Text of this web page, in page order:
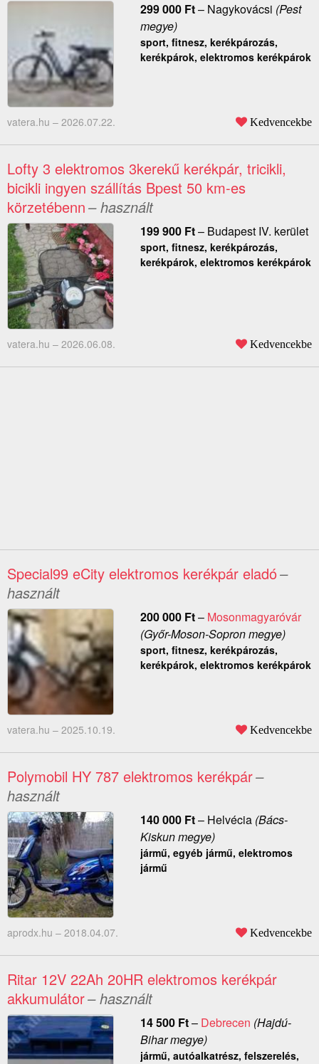
299 000 Ft– Nagykovácsi (Pest
megye)
sport, fitnesz, kerékpározás,
kerékpárok, elektromos kerékpárok
vatera.hu – 2026.07.22. Kedvencekbe
Lofty 3 elektromos 3kerekű kerékpár, tricikli,
bicikli ingyen szállítás Bpest 50 km-es
körzetébenn– használt
199 900 Ft– Budapest IV. kerület
sport, fitnesz, kerékpározás,
kerékpárok, elektromos kerékpárok
vatera.hu – 2026.06.08. Kedvencekbe
Special99 eCity elektromos kerékpár eladó–
használt
200 000 Ft– Mosonmagyaróvár
(Győr-Moson-Sopron megye)
sport, fitnesz, kerékpározás,
kerékpárok, elektromos kerékpárok
vatera.hu – 2025.10.19. Kedvencekbe
Polymobil HY 787 elektromos kerékpár–
használt
140 000 Ft– Helvécia(Bács-
Kiskun megye)
jármű, egyéb jármű, elektromos
jármű
aprodx.hu – 2018.04.07. Kedvencekbe
Ritar 12V 22Ah 20HR elektromos kerékpár
akkumulátor– használt
14 500 Ft– Debrecen (Hajdú-
Bihar megye)
jármű, autóalkatrész, felszerelés,